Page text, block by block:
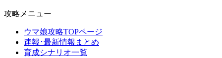
攻略メニュー
ウマ娘攻略TOPページ
速報･最新情報まとめ
育成シナリオ一覧